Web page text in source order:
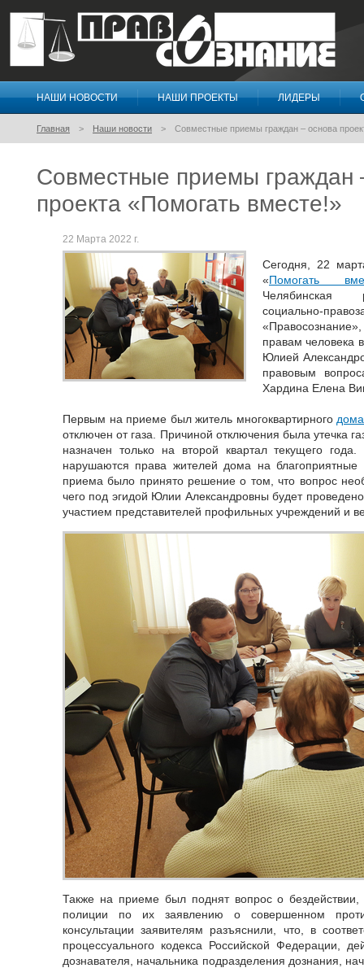
Правосознание
НАШИ НОВОСТИ НАШИ ПРОЕКТЫ ЛИДЕРЫ
Главная Наши новости Совместные приемы граждан – основа
Совместные приемы граждан
проекта «Помогать вместе!»
22 Марта 2022 г.
Сегодня, 22
«Помогать
Челябинская
социально-
правам человека
Юлией
правовым
Хардина Елена
Первым на приеме был житель многоквартирного дома
отключен от газа. Причиной отключения была утечка
назначен только на второй квартал текущего года.
нарушаются права жителей дома на
приема было принято решение о том, что вопрос
чего под эгидой Юлии Александровны будет
участием представителей профильных учреждений и
Также на приеме был поднят вопрос о
полиции по их заявлению о совершенном
консультации заявителям разъяснили, что, в
процессуального кодекса Российской Федерации,
дознавателя, начальника подразделения дознания,